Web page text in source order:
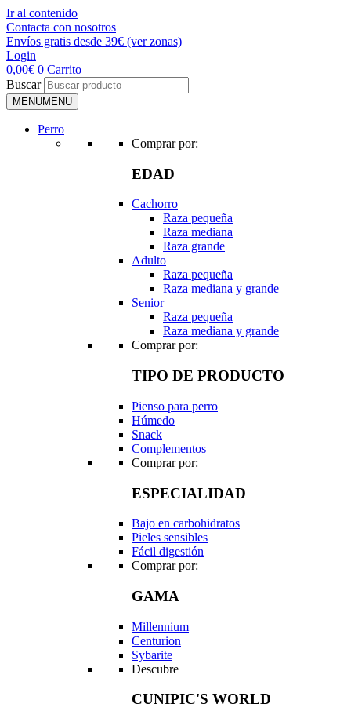
Ir al contenido
Contacta con nosotros
Envíos gratis desde 39€ (ver zonas)
Login
0,00€ 0 Carrito
Buscar
MENUMENU
Perro
Comprar por:
EDAD
Cachorro
Raza pequeña
Raza mediana
Raza grande
Adulto
Raza pequeña
Raza mediana y grande
Senior
Raza pequeña
Raza mediana y grande
Comprar por:
TIPO DE PRODUCTO
Pienso para perro
Húmedo
Snack
Complementos
Comprar por:
ESPECIALIDAD
Bajo en carbohidratos
Pieles sensibles
Fácil digestión
Comprar por:
GAMA
Millennium
Centurion
Sybarite
Descubre
CUNIPIC'S WORLD